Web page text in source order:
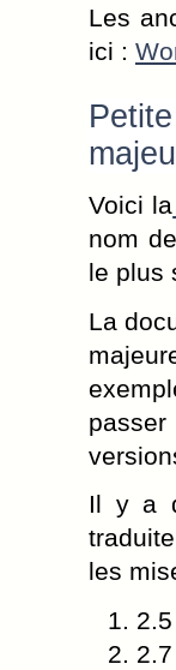
Les
ici :
Voici la
nom
le plus
La
Il y a
les